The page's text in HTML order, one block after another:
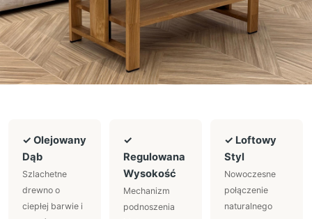
✓ Olejowany
Dąb
Szlachetne
drewno o
ciepłej barwie i
✓
Regulowana
Wysokość
Mechanizm
podnoszenia
✓ Loftowy
Styl
Nowoczesne
połączenie
naturalnego